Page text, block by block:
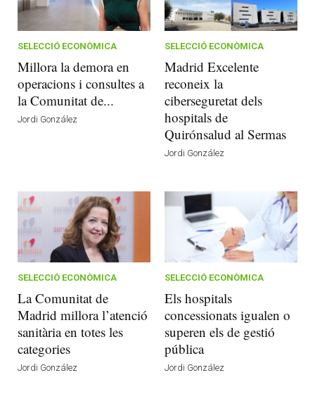
SELECCIÓ ECONÒMICA
Millora la demora en
operacions i consultes a
la Comunitat de...
Jordi González
SELECCIÓ ECONÒMICA
Madrid Excelente
reconeix la
ciberseguretat dels
hospitals de
Quirónsalud al Sermas
Jordi González
SELECCIÓ ECONÒMICA
La Comunitat de
Madrid millora l’atenció
sanitària en totes les
categories
Jordi González
SELECCIÓ ECONÒMICA
Els hospitals
concessionats igualen o
superen els de gestió
pública
Jordi González